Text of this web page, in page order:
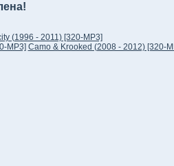
(1996 - 2011) [320-MP3]
MP3] Camo & Krooked (2008 - 2012) [320-